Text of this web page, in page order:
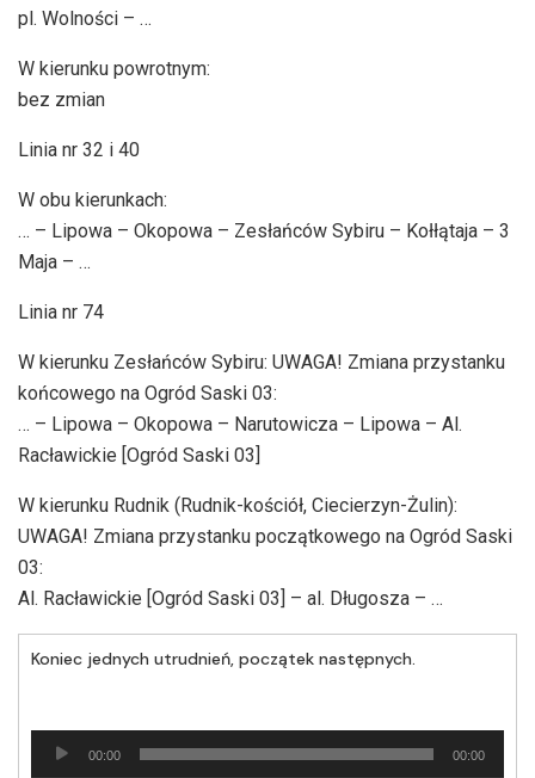
pl. Wolności – …
W kierunku powrotnym:
bez zmian
Linia nr 32 i 40
W obu kierunkach:
… – Lipowa – Okopowa – Zesłańców Sybiru – Kołłątaja – 3
Maja – …
Linia nr 74
W kierunku Zesłańców Sybiru: UWAGA! Zmiana przystanku
końcowego na Ogród Saski 03:
… – Lipowa – Okopowa – Narutowicza – Lipowa – Al.
Racławickie [Ogród Saski 03]
W kierunku Rudnik (Rudnik-kościół, Ciecierzyn-Żulin):
UWAGA! Zmiana przystanku początkowego na Ogród Saski
03:
Al. Racławickie [Ogród Saski 03] – al. Długosza – …
Koniec jednych utrudnień, początek następnych.
Odtwarzacz
plików
00:00 00:00